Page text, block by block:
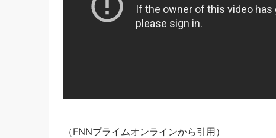
（FNNプライムオンラインから引用）